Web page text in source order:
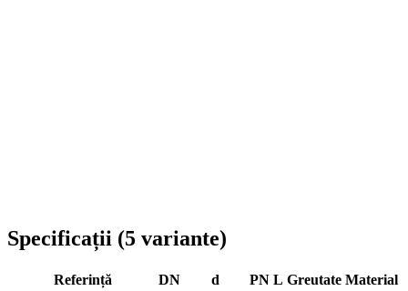
Specificații (5 variante)
Referință DN d PN L Greutate Material